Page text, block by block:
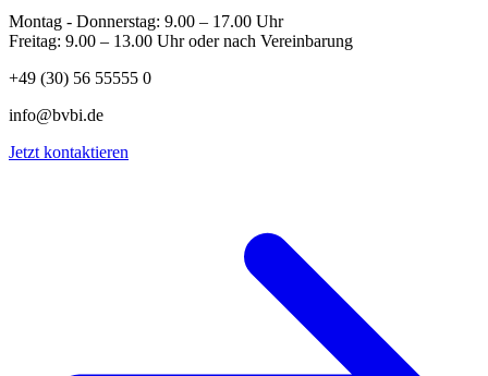
Montag - Donnerstag: 9.00 – 17.00 Uhr
Freitag: 9.00 – 13.00 Uhr oder nach Vereinbarung
+49 (30) 56 55555 0
info@bvbi.de
Jetzt kontaktieren